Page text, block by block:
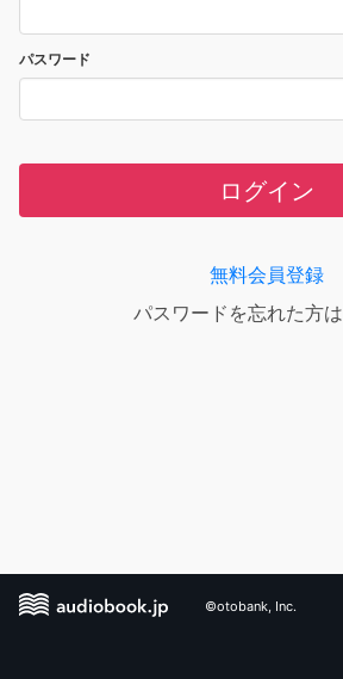
パスワード
ログイン
無料会員登録
パスワードを忘れた方は
©otobank, Inc.